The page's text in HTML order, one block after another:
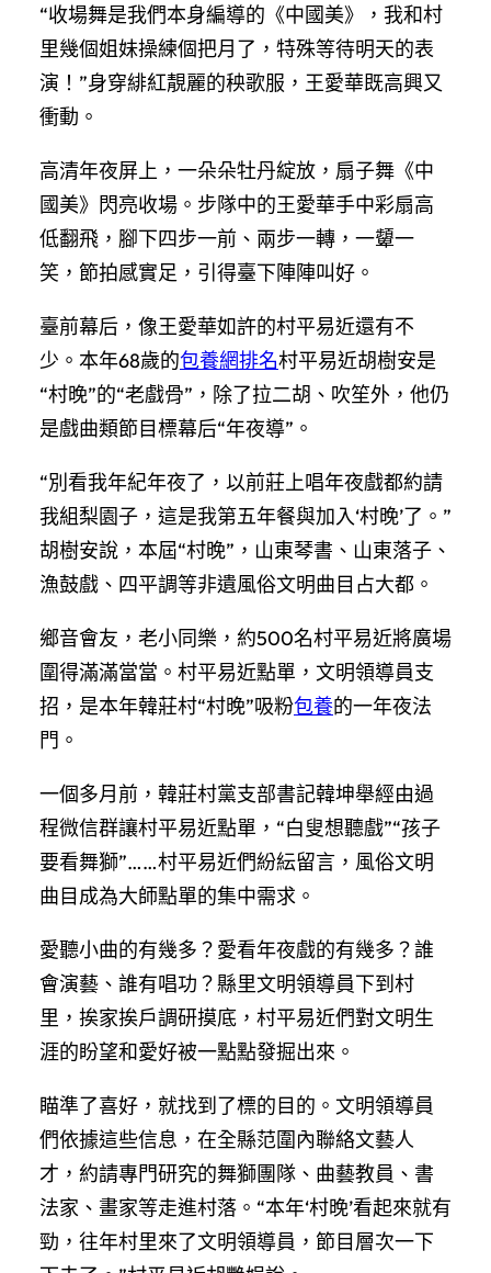
“收場舞是我們本身編導的《中國美》，我和村
里幾個姐妹操練個把月了，特殊等待明天的表
演！”身穿緋紅靚麗的秧歌服，王愛華既高興又
衝動。
高清年夜屏上，一朵朵牡丹綻放，扇子舞《中
國美》閃亮收場。步隊中的王愛華手中彩扇高
低翻飛，腳下四步一前、兩步一轉，一顰一
笑，節拍感實足，引得臺下陣陣叫好。
臺前幕后，像王愛華如許的村平易近還有不
少。本年68歲的包養網排名村平易近胡樹安是
“村晚”的“老戲骨”，除了拉二胡、吹笙外，他仍
是戲曲類節目標幕后“年夜導”。
“別看我年紀年夜了，以前莊上唱年夜戲都約請
我組梨園子，這是我第五年餐與加入‘村晚’了。”
胡樹安說，本屆“村晚”，山東琴書、山東落子、
漁鼓戲、四平調等非遺風俗文明曲目占大都。
鄉音會友，老小同樂，約500名村平易近將廣場
圍得滿滿當當。村平易近點單，文明領導員支
招，是本年韓莊村“村晚”吸粉包養的一年夜法
門。
一個多月前，韓莊村黨支部書記韓坤舉經由過
程微信群讓村平易近點單，“白叟想聽戲”“孩子
要看舞獅”……村平易近們紛紜留言，風俗文明
曲目成為大師點單的集中需求。
愛聽小曲的有幾多？愛看年夜戲的有幾多？誰
會演藝、誰有唱功？縣里文明領導員下到村
里，挨家挨戶調研摸底，村平易近們對文明生
涯的盼望和愛好被一點點發掘出來。
瞄準了喜好，就找到了標的目的。文明領導員
們依據這些信息，在全縣范圍內聯絡文藝人
才，約請專門研究的舞獅團隊、曲藝教員、書
法家、畫家等走進村落。“本年‘村晚’看起來就有
勁，往年村里來了文明領導員，節目層次一下